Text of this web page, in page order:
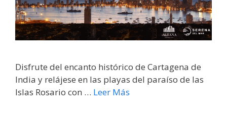
Disfrute del encanto histórico de Cartagena de
India y relájese en las playas del paraíso de las
Islas Rosario con … Leer Más